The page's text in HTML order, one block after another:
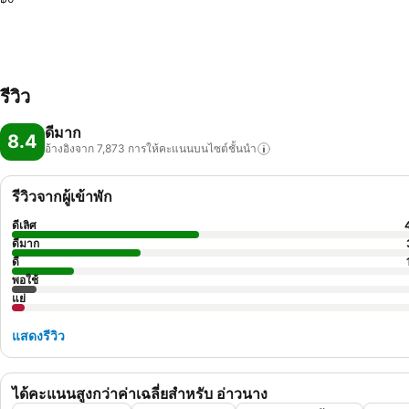
รีวิว
8.4 ดีมาก
อ้างอิงจาก 7,873 การให้คะแนนบนไซต์ชั้นนำ
ได้คะแนนสูงกว่าค่าเฉลี่ยสำหรับ อ่าวนาง
รีวิวจากผู้เข้าพัก
ดีเลิศ
ดีมาก
ดี
พอใช้
แย่
แสดงรีวิว